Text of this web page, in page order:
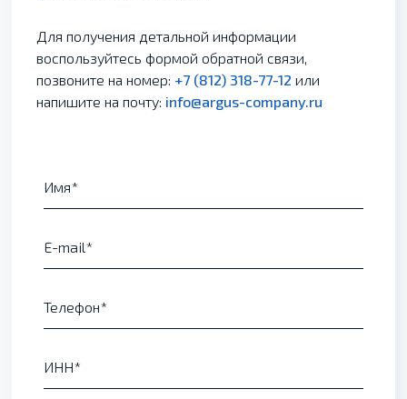
Для получения детальной информации
воспользуйтесь формой обратной связи,
позвоните на номер: +7 (812) 318-77-12 или
напишите на почту: info@argus-company.ru
Имя
E-mail
Телефон
ИНН